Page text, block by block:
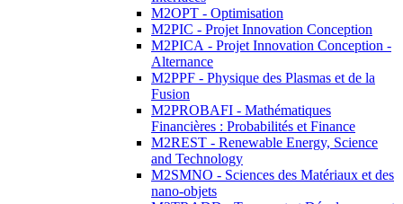
M2OPT - Optimisation
M2PIC - Projet Innovation Conception
M2PICA - Projet Innovation Conception -
Alternance
M2PPF - Physique des Plasmas et de la
Fusion
M2PROBAFI - Mathématiques
Financières : Probabilités et Finance
M2REST - Renewable Energy, Science
and Technology
M2SMNO - Sciences des Matériaux et des
nano-objets